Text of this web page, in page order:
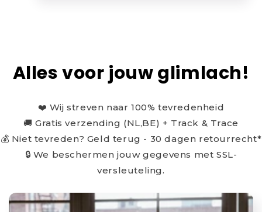
Alles voor jouw glimlach!
❤️ Wij streven naar 100% tevredenheid
🚚 Gratis verzending (NL,BE) + Track & Trace
💰 Niet tevreden? Geld terug - 30 dagen retourrecht*
🔒 We beschermen jouw gegevens met SSL-
versleuteling.